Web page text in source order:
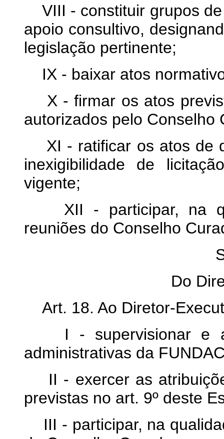
VIII - constituir grupos
apoio consultivo,
legislação pertinente;
IX - baixar atos
X - firmar os atos
autorizados pelo Conselho
XI - ratificar os atos de
inexigibilidade de
vigente;
XII - participar, na
reuniões do Conselho
Do
Art. 18. Ao Diretor-
I - supervisionar e
administrativas da
II - exercer as
previstas no art. 9º deste
III - participar, na